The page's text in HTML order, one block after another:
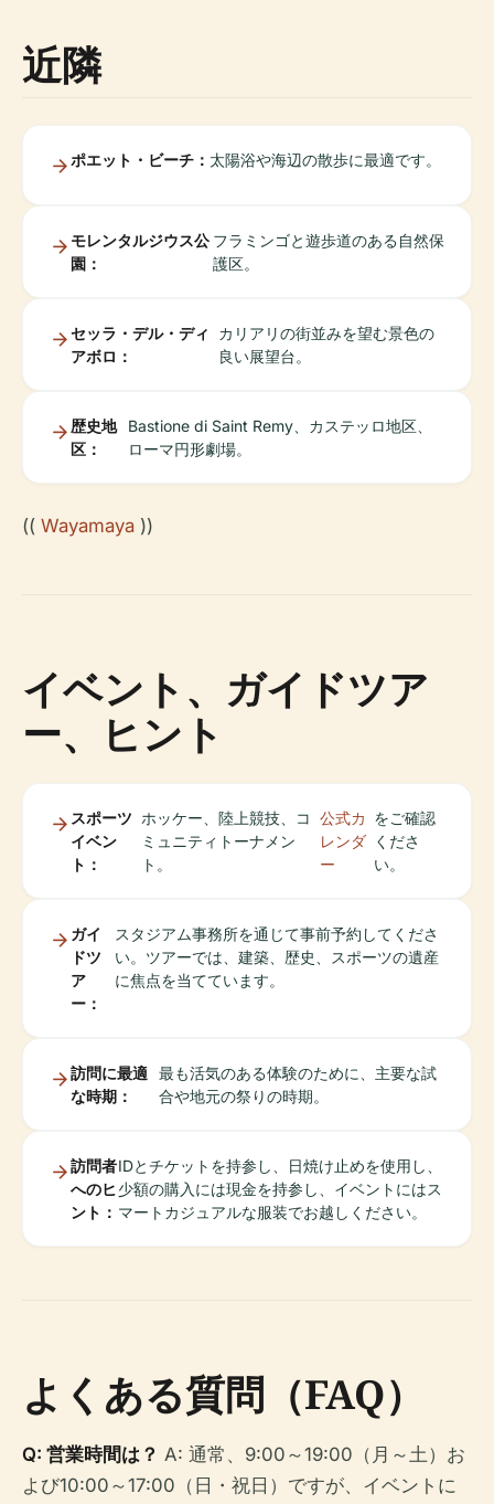
近隣
ポエット・ビーチ： 太陽浴や海辺の散歩に最適です。
モレンタルジウス公
園：
フラミンゴと遊歩道のある自然保
護区。
セッラ・デル・ディ
アボロ：
カリアリの街並みを望む景色の
良い展望台。
歴史地
区：
Bastione di Saint Remy、カステッロ地区、
ローマ円形劇場。
(( Wayamaya ))
イベント、ガイドツア
ー、ヒント
スポーツ
イベン
ト：
ホッケー、陸上競技、コ
ミュニティトーナメン
ト。
公式カ
レンダ
ー
をご確認
くださ
い。
ガイ
ドツ
ア
ー：
スタジアム事務所を通じて事前予約してくださ
い。ツアーでは、建築、歴史、スポーツの遺産
に焦点を当てています。
訪問に最適
な時期：
最も活気のある体験のために、主要な試
合や地元の祭りの時期。
訪問者
へのヒ
ント：
IDとチケットを持参し、日焼け止めを使用し、
少額の購入には現金を持参し、イベントにはス
マートカジュアルな服装でお越しください。
よくある質問（FAQ）
Q: 営業時間は？ A: 通常、9:00～19:00（月～土）お
よび10:00～17:00（日・祝日）ですが、イベントに